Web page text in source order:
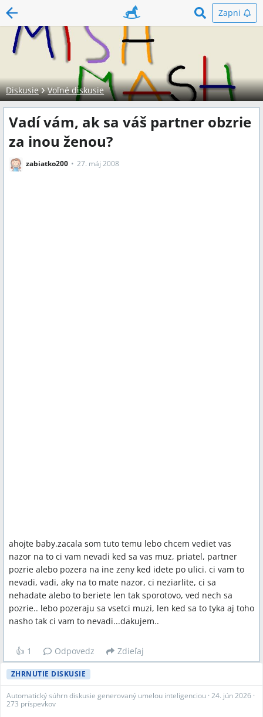
Zapni
Diskusie Voľné diskusie
Vadí vám, ak sa váš partner obzrie
za inou ženou?
zabiatko200 27. máj 2008
ahojte baby.zacala som tuto temu lebo chcem vediet vas
nazor na to ci vam nevadi ked sa vas muz, priatel, partner
pozrie alebo pozera na ine zeny ked idete po ulici. ci vam to
nevadi, vadi, aky na to mate nazor, ci neziarlite, ci sa
nehadate alebo to beriete len tak sporotovo, ved nech sa
pozrie.. lebo pozeraju sa vsetci muzi, len ked sa to tyka aj toho
nasho tak ci vam to nevadi...dakujem..
👍 1 Odpovedz Zdieľaj
ZHRNUTIE DISKUSIE
Automatický súhrn diskusie generovaný umelou inteligenciou · 24. jún 2026 ·
273 príspevkov